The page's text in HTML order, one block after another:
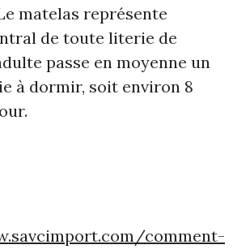
matelas représente
de toute literie de
passe en moyenne un
à dormir, soit environ 8
comment-